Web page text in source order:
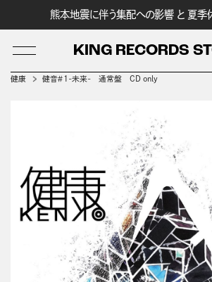
熊本地震に伴う集配への影響 と 夏季
KING RECORDS
健康 健音＃1-未来- 通常盤 CD only